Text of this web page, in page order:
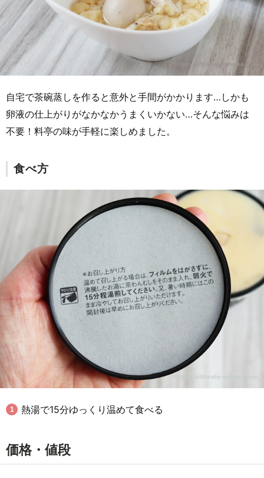
自宅で茶碗蒸しを作ると意外と手間がかかります…しかも
卵液の仕上がりがなかなかうまくいかない…そんな悩みは
不要！料亭の味が手軽に楽しめました。
食べ方
熱湯で15分ゆっくり温めて食べる
価格・値段